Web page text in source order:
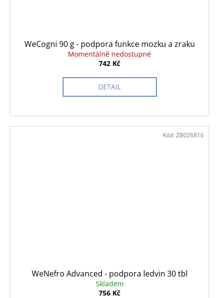
WeCogni 90 g - podpora funkce mozku a zraku
Momentálně nedostupné
742 Kč
DETAIL
WeNefro Advanced - podpora ledvin 30 tbl
Skladem
756 Kč
Kód: ZB026816